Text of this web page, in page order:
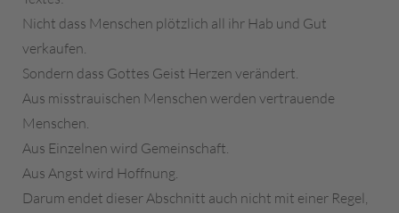
Nicht dass Menschen plötzlich all ihr Hab und Gut
verkaufen.
Sondern dass Gottes Geist Herzen verändert.
Aus misstrauischen Menschen werden vertrauende
Menschen.
Aus Einzelnen wird Gemeinschaft.
Aus Angst wird Hoffnung.
Darum endet dieser Abschnitt auch nicht mit einer Regel,